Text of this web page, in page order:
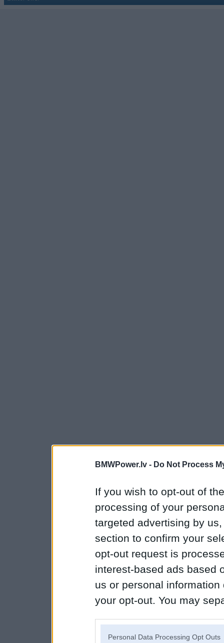
BMWPower.lv - Do Not Process
If you wish to opt-out of
processing of your
targeted advertising by
section to confirm your
opt-out request is
interest-based ads based
us or personal
your opt-out. You may
Personal Data Processing Opt Outs